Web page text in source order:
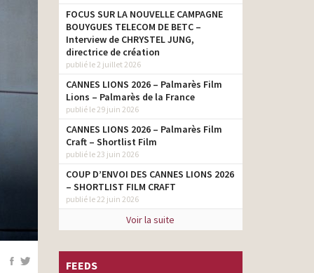
FOCUS SUR LA NOUVELLE CAMPAGNE
BOUYGUES TELECOM DE BETC –
Interview de CHRYSTEL JUNG,
directrice de création
publié le 2 juillet 2026
CANNES LIONS 2026 – Palmarès Film
Lions – Palmarès de la France
publié le 29 juin 2026
CANNES LIONS 2026 – Palmarès Film
Craft – Shortlist Film
publié le 23 juin 2026
COUP D’ENVOI DES CANNES LIONS 2026
– SHORTLIST FILM CRAFT
publié le 22 juin 2026
Voir la suite
FEEDS